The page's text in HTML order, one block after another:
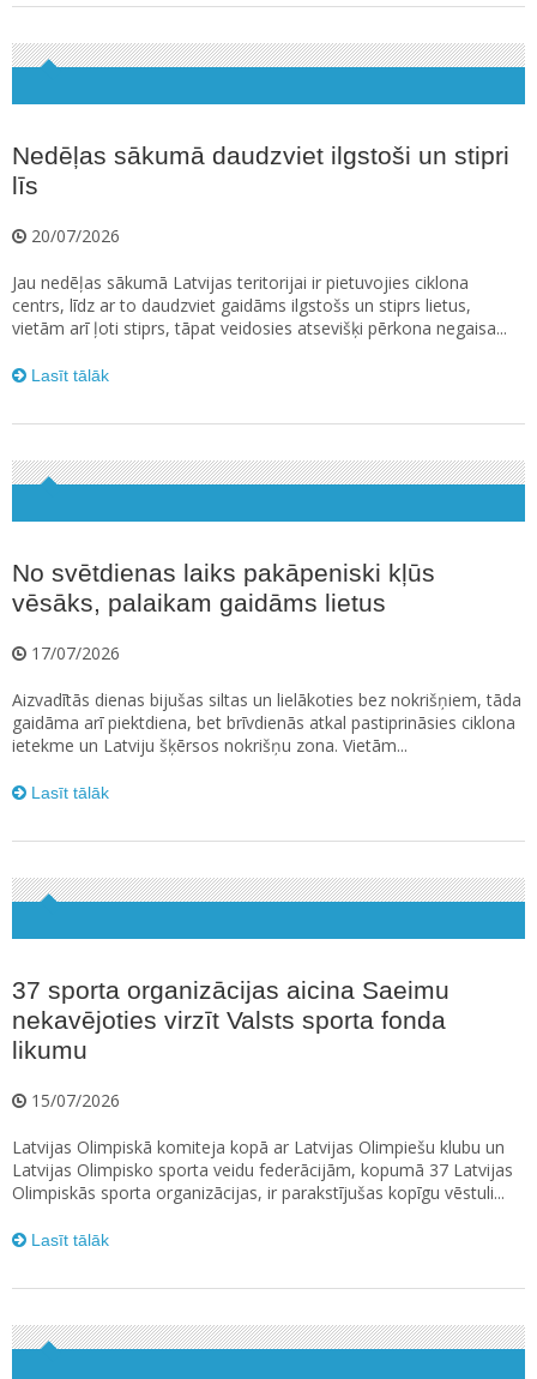
Nedēļas sākumā daudzviet ilgstoši un stipri
līs
20/07/2026
Jau nedēļas sākumā Latvijas teritorijai ir pietuvojies ciklona
centrs, līdz ar to daudzviet gaidāms ilgstošs un stiprs lietus,
vietām arī ļoti stiprs, tāpat veidosies atsevišķi pērkona negaisa...
Lasīt tālāk
No svētdienas laiks pakāpeniski kļūs
vēsāks, palaikam gaidāms lietus
17/07/2026
Aizvadītās dienas bijušas siltas un lielākoties bez nokrišņiem, tāda
gaidāma arī piektdiena, bet brīvdienās atkal pastiprināsies ciklona
ietekme un Latviju šķērsos nokrišņu zona. Vietām...
Lasīt tālāk
37 sporta organizācijas aicina Saeimu
nekavējoties virzīt Valsts sporta fonda
likumu
15/07/2026
Latvijas Olimpiskā komiteja kopā ar Latvijas Olimpiešu klubu un
Latvijas Olimpisko sporta veidu federācijām, kopumā 37 Latvijas
Olimpiskās sporta organizācijas, ir parakstījušas kopīgu vēstuli...
Lasīt tālāk